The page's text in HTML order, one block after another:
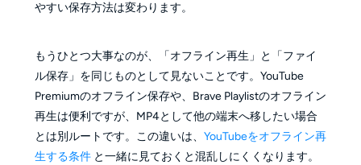
やすい保存方法は変わります。
もうひとつ大事なのが、「オフライン再生」と「ファイ
ル保存」を同じものとして見ないことです。YouTube
Premiumのオフライン保存や、Brave Playlistのオフライン
再生は便利ですが、MP4として他の端末へ移したい場合
とは別ルートです。この違いは、 YouTubeをオフライン再
生する条件と一緒に見ておくと混乱しにくくなります。